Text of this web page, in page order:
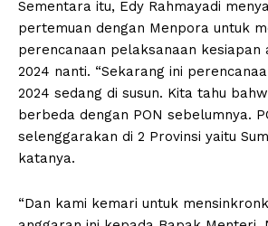
Sementara itu, Edy Rahmayadi
pertemuan dengan Menpora untuk
perencanaan pelaksanaan kesiapan
2024 nanti. “Sekarang ini
2024 sedang di susun. Kita tahu
berbeda dengan PON sebelumnya.
selenggarakan di 2 Provinsi yaitu
katanya.
“Dan kami kemari untuk